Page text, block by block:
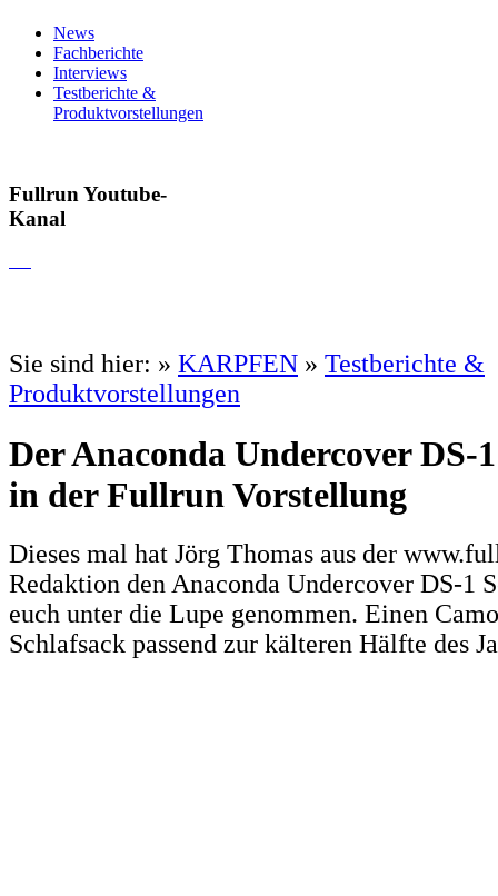
News
Fachberichte
Interviews
Testberichte &
Produktvorstellungen
Fullrun Youtube-
Kanal
Sie sind hier: » KARPFEN » Testberichte &
Produktvorstellungen
Der Anaconda Undercover DS-
in der Fullrun Vorstellung
Dieses mal hat Jörg Thomas aus der
Redaktion den Anaconda Undercover DS-1
euch unter die Lupe genommen. Einen
Schlafsack passend zur kälteren Hälfte des